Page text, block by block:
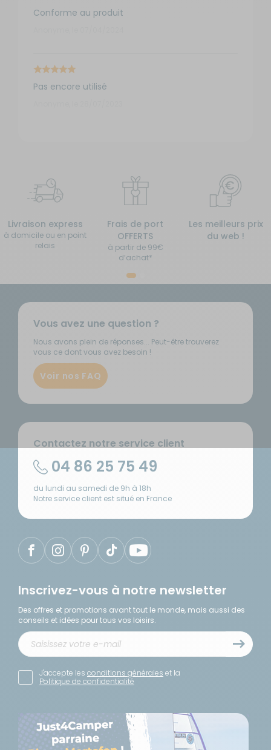
Conforme au produit
Pas encore utilisé
Livraison express
à domicile ou en point
relais
Frais de port
OFFERTS
à partir de 99€
d’achat*
Les meilleurs prix
du web !
Vous avez une question ?
Nous avons plein de réponses... Peut-être trouverez
vous ce dont vous avez besoin !
Voir nos FAQ
Contactez notre service client
04 86 25 75 49
du lundi au samedi de 9h à 18h
Notre service client est situé en France
Inscrivez-vous à notre newsletter
Des offres et promotions avant tout le monde, mais aussi des
conseils et idées pour tous vos loisirs.
J'accepte les conditions générales et la
Politique de confidentialité